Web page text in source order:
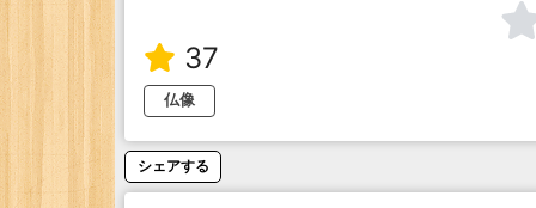
37
仏像
シェアする